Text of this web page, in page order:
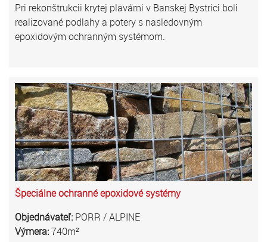
Pri rekonštrukcii krytej plavárni v Banskej Bystrici boli
realizované podlahy a potery s nasledovným
epoxidovým ochranným systémom.
Špeciálne ochranné epoxidové systémy
Objednávateľ: PORR / ALPINE
Výmera:740m²